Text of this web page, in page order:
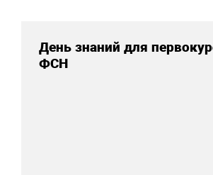
День знаний для
ФСН